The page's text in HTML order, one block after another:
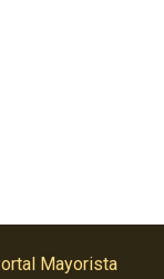
Mayorista